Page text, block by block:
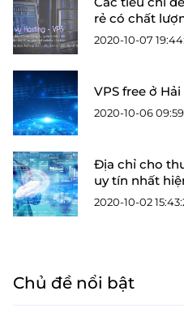
rẻ có chất
2020-10-07
VPS free ở
2020-10-06
Địa chỉ cho
uy tín nhất
2020-10-02
Chủ đề nổi bật